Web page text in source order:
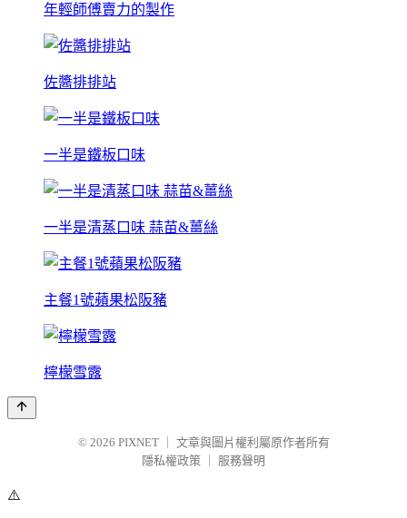
年輕師傅賣力的製作
佐醬排排站
一半是鐵板口味
一半是清蒸口味 蒜苗&薑絲
主餐1號蘋果松阪豬
檸檬雪露
© 2026 PIXNET
文章與圖片權利屬原作者所有
隱私權政策
服務聲明
⚠️